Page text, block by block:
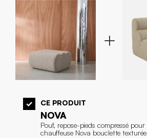
CE PRODUIT
NOVA
Pouf, repose-pieds compressé pour
chauffeuse Nova bouclette texturée